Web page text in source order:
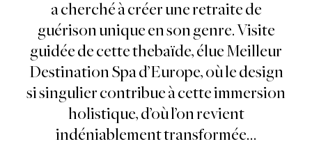
a cherché à créer une retraite de
guérison unique en son genre. Visite
guidée de cette thebaïde, élue Meilleur
Destination Spa d’Europe, où le design
si singulier contribue à cette immersion
holistique, d’où l’on revient
indéniablement transformée…